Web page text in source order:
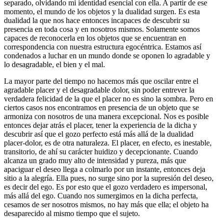
separado, olvidando mi identidad esencial con ella. A partir de ese
momento, el mundo de los objetos y la dualidad surgen. Es esta
dualidad la que nos hace entonces incapaces de descubrir su
presencia en toda cosa y en nosotros mismos. Solamente somos
capaces de reconocerla en los objetos que se encuentran en
correspondencia con nuestra estructura egocéntrica. Estamos así
condenados a luchar en un mundo donde se oponen lo agradable y
lo desagradable, el bien y el mal.
La mayor parte del tiempo no hacemos más que oscilar entre el
agradable placer y el desagradable dolor, sin poder entrever la
verdadera felicidad de la que el placer no es sino la sombra. Pero en
ciertos casos nos encontramos en presencia de un objeto que se
armoniza con nosotros de una manera excepcional. Nos es posible
entonces dejar atrás el placer, tener la experiencia de la dicha y
descubrir así que el gozo perfecto está más allá de la dualidad
placer-dolor, es de otra naturaleza. El placer, en efecto, es inestable,
transitorio, de ahí su carácter huidizo y decepcionante. Cuando
alcanza un grado muy alto de intensidad y pureza, más que
apaciguar el deseo llega a colmarlo por un instante, entonces deja
sitio a la alegría. Ella pues, no surge sino por la supresión del deseo,
es decir del ego. Es por esto que el gozo verdadero es impersonal,
más allá del ego. Cuando nos sumergimos en la dicha perfecta,
cesamos de ser nosotros mismos, no hay más que ella; el objeto ha
desaparecido al mismo tiempo que el sujeto.